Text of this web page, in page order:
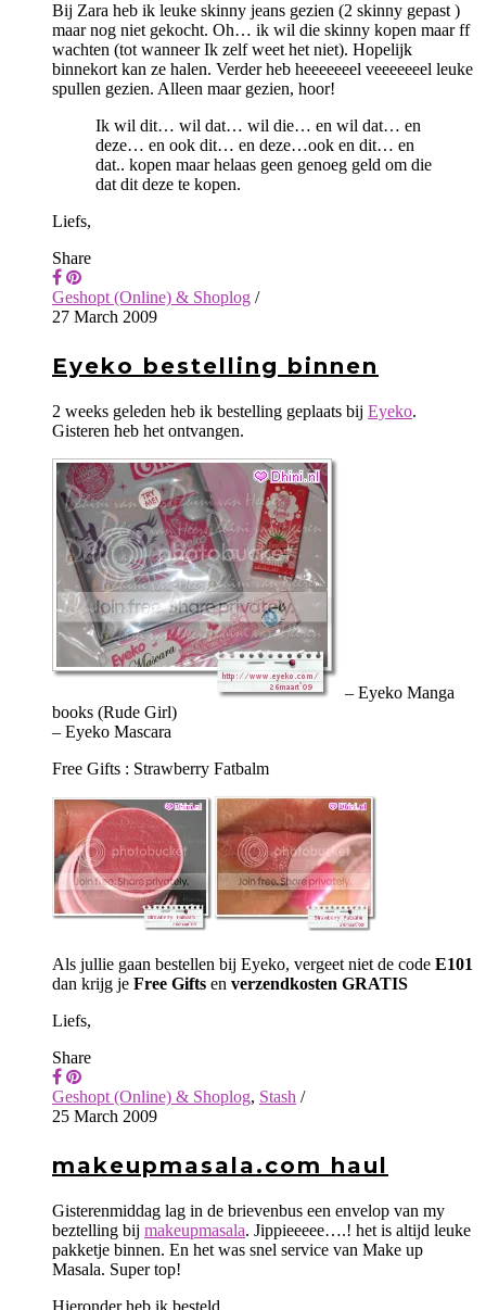
Bij Zara heb ik leuke skinny jeans gezien (2 skinny gepast )
maar nog niet gekocht. Oh… ik wil die skinny kopen maar ff
wachten (tot wanneer Ik zelf weet het niet). Hopelijk
binnekort kan ze halen. Verder heb heeeeeeel veeeeeeel leuke
spullen gezien. Alleen maar gezien, hoor!
Ik wil dit… wil dat… wil die… en wil dat… en
deze… en ook dit… en deze…ook en dit… en
dat.. kopen maar helaas geen genoeg geld om die
dat dit deze te kopen.
Liefs,
Share
Geshopt (Online) & Shoplog /
27 March 2009
Eyeko bestelling binnen
2 weeks geleden heb ik bestelling geplaats bij Eyeko.
Gisteren heb het ontvangen.
– Eyeko Manga
books (Rude Girl)
– Eyeko Mascara
Free Gifts : Strawberry Fatbalm
Als jullie gaan bestellen bij Eyeko, vergeet niet de code E101
dan krijg je Free Gifts en verzendkosten GRATIS
Liefs,
Share
Geshopt (Online) & Shoplog, Stash /
25 March 2009
makeupmasala.com haul
Gisterenmiddag lag in de brievenbus een envelop van my
beztelling bij makeupmasala. Jippieeeee….! het is altijd leuke
pakketje binnen. En het was snel service van Make up
Masala. Super top!
Hieronder heb ik besteld